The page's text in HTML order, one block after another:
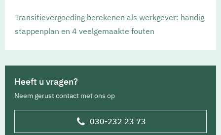
Transitievergoeding berekenen als werkgever: handig
stappenplan en 4 veelgemaakte fouten
Heeft u vragen?
Neem gerust contact met ons op
030-232 23 73